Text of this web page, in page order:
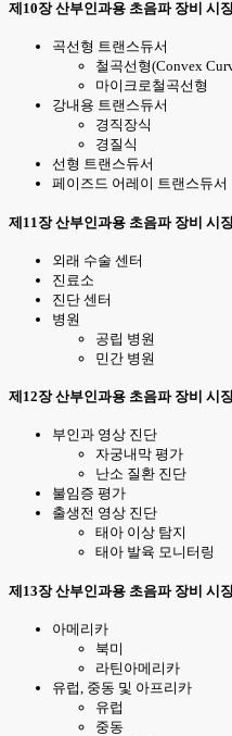
제10장 산부인과용 초음파 장비 시
곡선형 트랜스듀서
철곡선형(Convex
마이크로철곡선형
강내용 트랜스듀서
경직장식
경질식
선형 트랜스듀서
페이즈드 어레이 트랜스듀서
제11장 산부인과용 초음파 장비 시
외래 수술 센터
진료소
진단 센터
병원
공립 병원
민간 병원
제12장 산부인과용 초음파 장비 시
부인과 영상 진단
자궁내막 평가
난소 질환 진단
불임증 평가
출생전 영상 진단
태아 이상 탐지
태아 발육 모니터링
제13장 산부인과용 초음파 장비 시
아메리카
북미
라틴아메리카
유럽, 중동 및 아프리카
유럽
중동